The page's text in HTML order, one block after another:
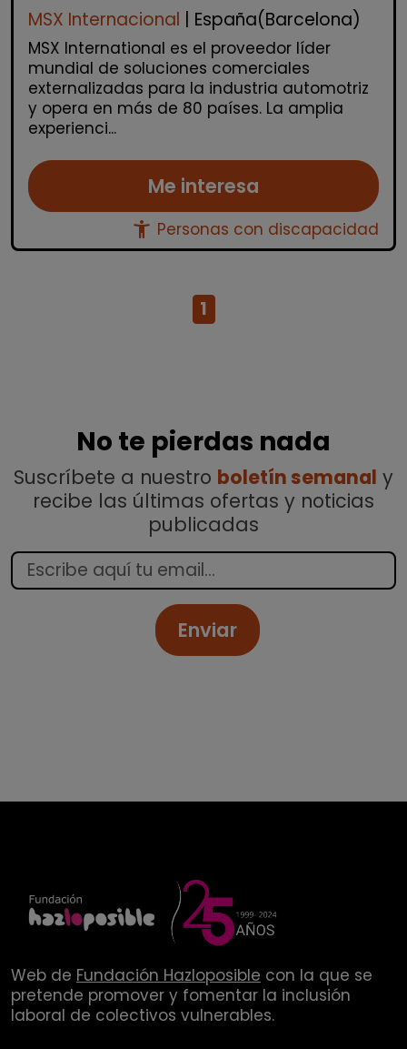
MSX Internacional | España(Barcelona)
MSX International es el proveedor líder
mundial de soluciones comerciales
externalizadas para la industria automotriz
y opera en más de 80 países. La amplia
experienci...
Me interesa
accessibility_new Personas con discapacidad
1
No te pierdas nada
Suscríbete a nuestro boletín semanal y
recibe las últimas ofertas y noticias
publicadas
Enviar
Web de Fundación Hazloposible con la que se
pretende promover y fomentar la inclusión
laboral de colectivos vulnerables.